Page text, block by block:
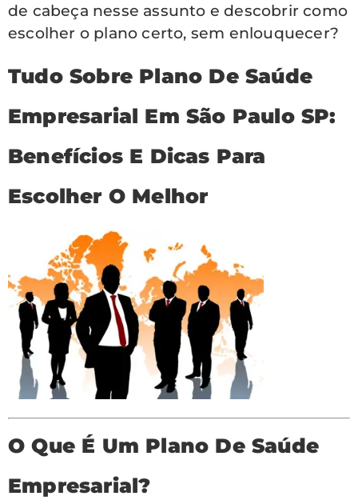
de cabeça nesse assunto e descobrir como
escolher o plano certo, sem enlouquecer?
Tudo Sobre Plano De Saúde
Empresarial Em São Paulo SP:
Benefícios E Dicas Para
Escolher O Melhor
O Que É Um Plano De Saúde
Empresarial?